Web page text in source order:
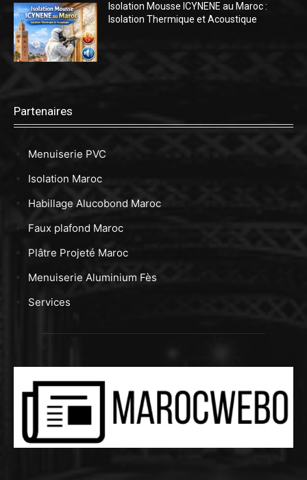
Isolation Mousse ICYNENE au Maroc :
Isolation Thermique et Acoustique
Partenaires
Menuiserie PVC
Isolation Maroc
Habillage Alucobond Maroc
Faux plafond Maroc
Plâtre Projeté Maroc
Menuiserie Aluminium Fès
Services